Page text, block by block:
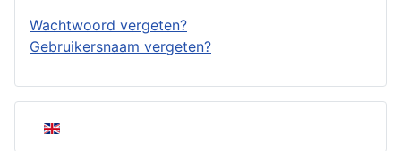
Wachtwoord vergeten?
Gebruikersnaam vergeten?
Selecteer de taal